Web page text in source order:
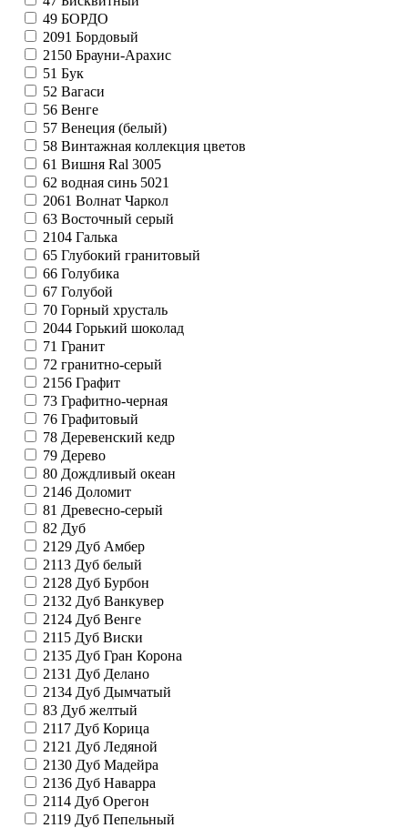
49 БОРДО
2091 Бордовый
2150 Брауни-Арахис
51 Бук
52 Вагаси
56 Венге
57 Венеция (белый)
58 Винтажная коллекция цветов
61 Вишня Ral 3005
62 водная синь 5021
2061 Волнат Чаркол
63 Восточный серый
2104 Галька
65 Глубокий гранитовый
66 Голубика
67 Голубой
70 Горный хрусталь
2044 Горький шоколад
71 Гранит
72 гранитно-серый
2156 Графит
73 Графитно-черная
76 Графитовый
78 Деревенский кедр
79 Дерево
80 Дождливый океан
2146 Доломит
81 Древесно-серый
82 Дуб
2129 Дуб Амбер
2113 Дуб белый
2128 Дуб Бурбон
2132 Дуб Ванкувер
2124 Дуб Венге
2115 Дуб Виски
2135 Дуб Гран Корона
2131 Дуб Делано
2134 Дуб Дымчатый
83 Дуб желтый
2117 Дуб Корица
2121 Дуб Ледяной
2130 Дуб Мадейра
2136 Дуб Наварра
2114 Дуб Орегон
2119 Дуб Пепельный